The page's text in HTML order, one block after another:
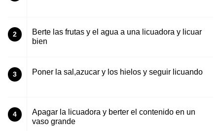
2
Berte las frutas y el agua a una licuadora y licuar
bien
3 Poner la sal,azucar y los hielos y seguir licuando
4
Apagar la licuadora y berter el contenido en un
vaso grande